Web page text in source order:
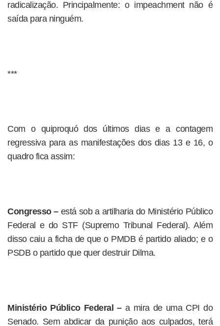
radicalização. Principalmente: o impeachment não é
saída para ninguém.
***
Com o quiproquó dos últimos dias e a contagem
regressiva para as manifestações dos dias 13 e 16, o
quadro fica assim:
Congresso –está sob a artilharia do Ministério Público
Federal e do STF (Supremo Tribunal Federal). Além
disso caiu a ficha de que o PMDB é partido aliado; e o
PSDB o partido que quer destruir Dilma.
Ministério Público Federal – a mira de uma CPI do
Senado. Sem abdicar da punição aos culpados, terá